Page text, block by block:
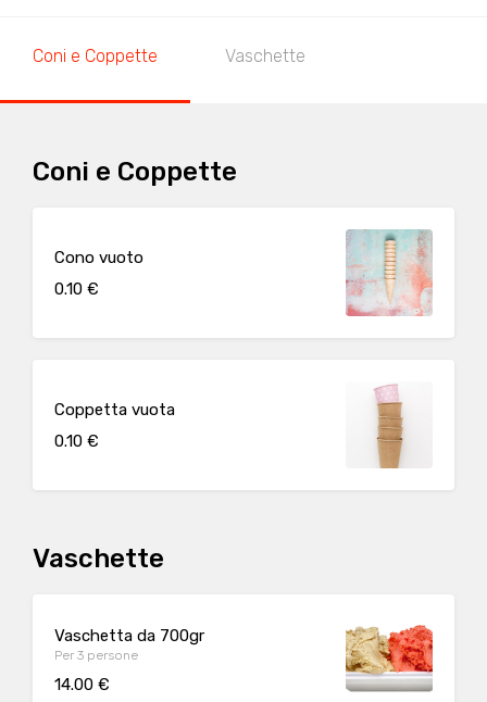
Coni e Coppette Vaschette
Coni e Coppette
Cono vuoto
0.10 €
Coppetta vuota
0.10 €
Vaschette
Vaschetta da 700gr
Per 3 persone
14.00 €